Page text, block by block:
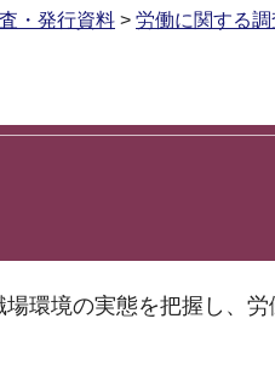
・発行資料 > 労働に関する
環境の実態を把握し、